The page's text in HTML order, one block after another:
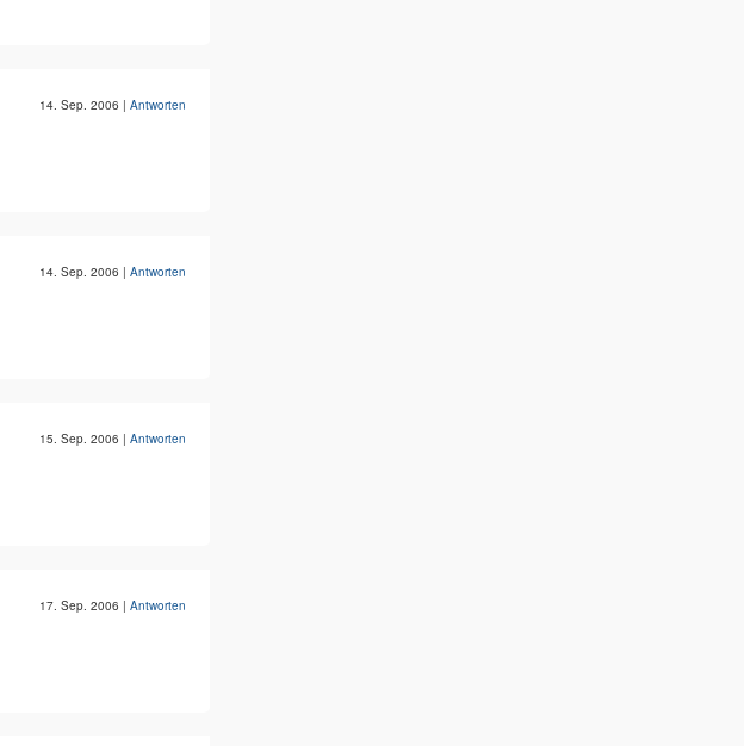
14. Sep. 2006 | Antworten
14. Sep. 2006 | Antworten
15. Sep. 2006 | Antworten
17. Sep. 2006 | Antworten